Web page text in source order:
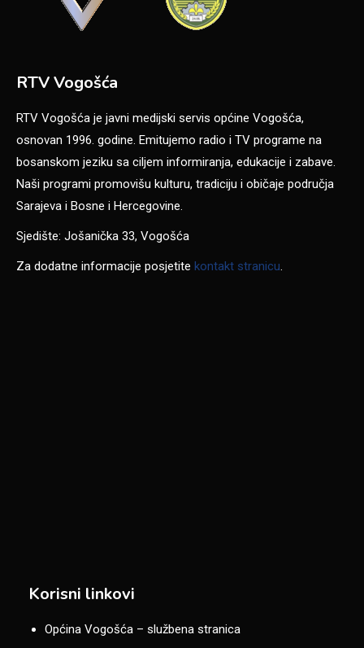
RTV Vogošća
RTV Vogošća je javni medijski servis općine Vogošća,
osnovan 1996. godine. Emitujemo radio i TV programe na
bosanskom jeziku sa ciljem informiranja, edukacije i zabave.
Naši programi promovišu kulturu, tradiciju i običaje područja
Sarajeva i Bosne i Hercegovine.
Sjedište: Jošanička 33, Vogošća
Za dodatne informacije posjetite kontakt stranicu.
Korisni linkovi
Općina Vogošća – službena stranica